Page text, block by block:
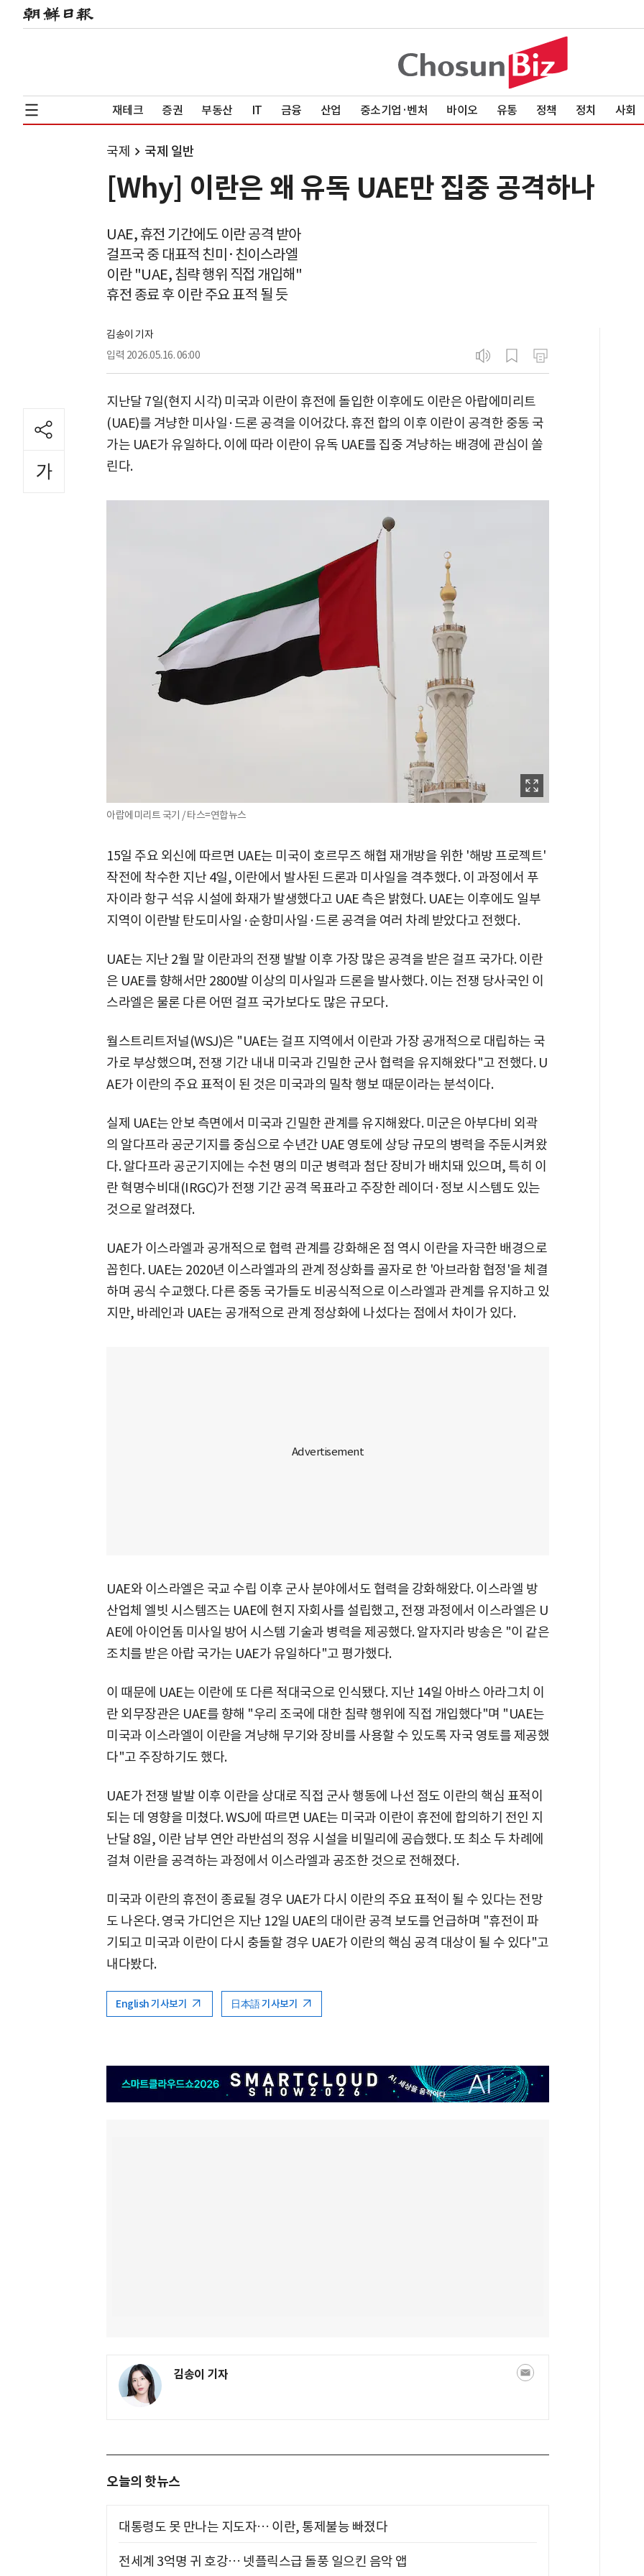
재테크 증권 부동산 IT 금융 산업 중소기업·벤처 바이오 유통 정책 정치 사회
국제 국제 일반
[Why] 이란은 왜 유독 UAE만 집중 공격하나
UAE, 휴전 기간에도 이란 공격 받아
걸프국 중 대표적 친미·친이스라엘
이란 "UAE, 침략 행위 직접 개입해"
휴전 종료 후 이란 주요 표적 될 듯
김송이 기자
입력 2026.05.16. 06:00
지난달 7일(현지 시각) 미국과 이란이 휴전에 돌입한 이후에도 이란은 아랍에미리트
(UAE)를 겨냥한 미사일·드론 공격을 이어갔다. 휴전 합의 이후 이란이 공격한 중동 국
가는 UAE가 유일하다. 이에 따라 이란이 유독 UAE를 집중 겨냥하는 배경에 관심이 쏠
린다.
아랍에미리트 국기 / 타스=연합뉴스
15일 주요 외신에 따르면 UAE는 미국이 호르무즈 해협 재개방을 위한 '해방 프로젝트'
작전에 착수한 지난 4일, 이란에서 발사된 드론과 미사일을 격추했다. 이 과정에서 푸
자이라 항구 석유 시설에 화재가 발생했다고 UAE 측은 밝혔다. UAE는 이후에도 일부
지역이 이란발 탄도미사일·순항미사일·드론 공격을 여러 차례 받았다고 전했다.
UAE는 지난 2월 말 이란과의 전쟁 발발 이후 가장 많은 공격을 받은 걸프 국가다. 이란
은 UAE를 향해서만 2800발 이상의 미사일과 드론을 발사했다. 이는 전쟁 당사국인 이
스라엘은 물론 다른 어떤 걸프 국가보다도 많은 규모다.
월스트리트저널(WSJ)은 "UAE는 걸프 지역에서 이란과 가장 공개적으로 대립하는 국
가로 부상했으며, 전쟁 기간 내내 미국과 긴밀한 군사 협력을 유지해왔다"고 전했다. U
AE가 이란의 주요 표적이 된 것은 미국과의 밀착 행보 때문이라는 분석이다.
실제 UAE는 안보 측면에서 미국과 긴밀한 관계를 유지해왔다. 미군은 아부다비 외곽
의 알다프라 공군기지를 중심으로 수년간 UAE 영토에 상당 규모의 병력을 주둔시켜왔
다. 알다프라 공군기지에는 수천 명의 미군 병력과 첨단 장비가 배치돼 있으며, 특히 이
란 혁명수비대(IRGC)가 전쟁 기간 공격 목표라고 주장한 레이더·정보 시스템도 있는
것으로 알려졌다.
UAE가 이스라엘과 공개적으로 협력 관계를 강화해온 점 역시 이란을 자극한 배경으로
꼽힌다. UAE는 2020년 이스라엘과의 관계 정상화를 골자로 한 '아브라함 협정'을 체결
하며 공식 수교했다. 다른 중동 국가들도 비공식적으로 이스라엘과 관계를 유지하고 있
지만, 바레인과 UAE는 공개적으로 관계 정상화에 나섰다는 점에서 차이가 있다.
UAE와 이스라엘은 국교 수립 이후 군사 분야에서도 협력을 강화해왔다. 이스라엘 방
산업체 엘빗 시스템즈는 UAE에 현지 자회사를 설립했고, 전쟁 과정에서 이스라엘은 U
AE에 아이언돔 미사일 방어 시스템 기술과 병력을 제공했다. 알자지라 방송은 "이 같은
조치를 받은 아랍 국가는 UAE가 유일하다"고 평가했다.
이 때문에 UAE는 이란에 또 다른 적대국으로 인식됐다. 지난 14일 아바스 아라그치 이
란 외무장관은 UAE를 향해 "우리 조국에 대한 침략 행위에 직접 개입했다"며 "UAE는
미국과 이스라엘이 이란을 겨냥해 무기와 장비를 사용할 수 있도록 자국 영토를 제공했
다"고 주장하기도 했다.
UAE가 전쟁 발발 이후 이란을 상대로 직접 군사 행동에 나선 점도 이란의 핵심 표적이
되는 데 영향을 미쳤다. WSJ에 따르면 UAE는 미국과 이란이 휴전에 합의하기 전인 지
난달 8일, 이란 남부 연안 라반섬의 정유 시설을 비밀리에 공습했다. 또 최소 두 차례에
걸쳐 이란을 공격하는 과정에서 이스라엘과 공조한 것으로 전해졌다.
미국과 이란의 휴전이 종료될 경우 UAE가 다시 이란의 주요 표적이 될 수 있다는 전망
도 나온다. 영국 가디언은 지난 12일 UAE의 대이란 공격 보도를 언급하며 "휴전이 파
기되고 미국과 이란이 다시 충돌할 경우 UAE가 이란의 핵심 공격 대상이 될 수 있다"고
내다봤다.
English 기사보기 日本語 기사보기
김송이 기자
오늘의 핫뉴스
대통령도 못 만나는 지도자… 이란, 통제불능 빠졌다
전세계 3억명 귀 호강… 넷플릭스급 돌풍 일으킨 음악 앱